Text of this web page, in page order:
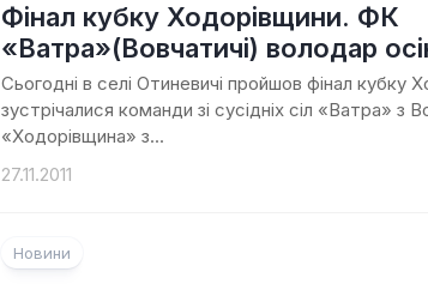
Фінал кубку Ходорівщини. ФК
«Ватра»(Вовчатичі) володар
Сьогодні в селі Отиневичі пройшов фінал кубку
зустрічалися команди зі сусідніх сіл «Ватра» з
«Ходорівщина» з...
27.11.2011
Новини